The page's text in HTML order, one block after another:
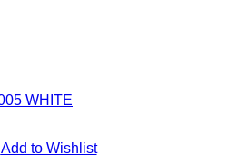
Add to Wishlist